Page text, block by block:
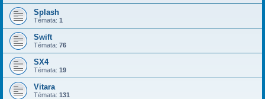
Splash
Témata: 1
Swift
Témata: 76
SX4
Témata: 19
Vitara
Témata: 131